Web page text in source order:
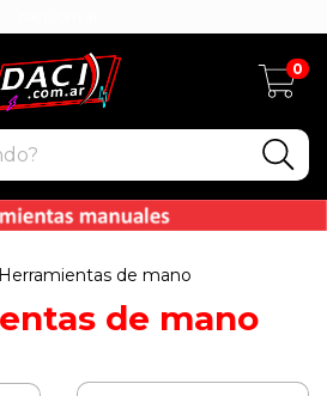
0
Herramientas de mano
de mano